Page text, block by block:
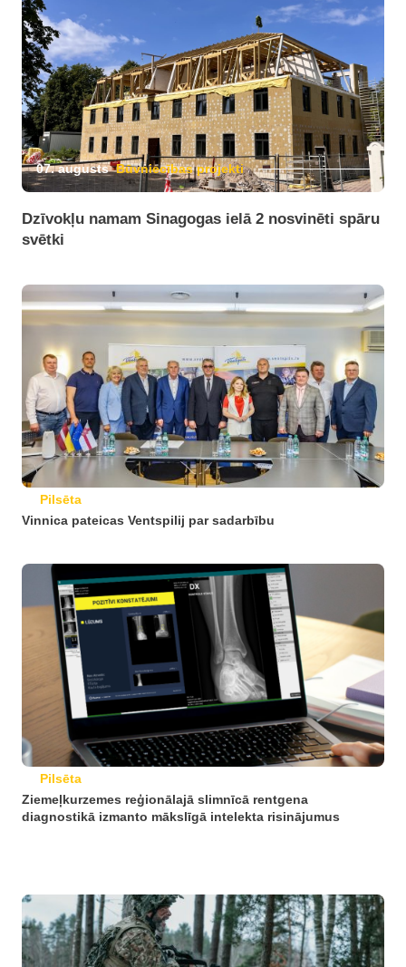
07. augusts Būvniecības projekti
Dzīvokļu namam Sinagogas ielā 2 nosvinēti spāru
svētki
Pilsēta
Vinnica pateicas Ventspilij par sadarbību
Pilsēta
Ziemeļkurzemes reģionālajā slimnīcā rentgena
diagnostikā izmanto mākslīgā intelekta risinājumus